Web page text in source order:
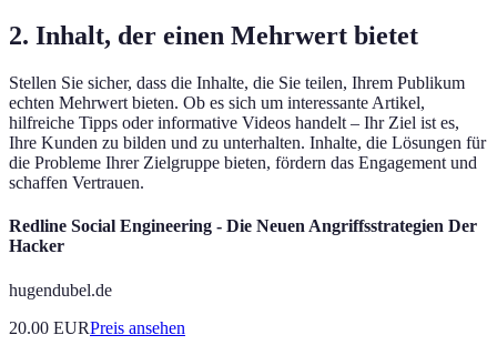
2. Inhalt, der einen Mehrwert bietet
Stellen Sie sicher, dass die Inhalte, die Sie teilen, Ihrem Publikum
echten Mehrwert bieten. Ob es sich um interessante Artikel,
hilfreiche Tipps oder informative Videos handelt – Ihr Ziel ist es,
Ihre Kunden zu bilden und zu unterhalten. Inhalte, die Lösungen für
die Probleme Ihrer Zielgruppe bieten, fördern das Engagement und
schaffen Vertrauen.
Redline Social Engineering - Die Neuen Angriffsstrategien Der
Hacker
hugendubel.de
20.00 EURPreis ansehen